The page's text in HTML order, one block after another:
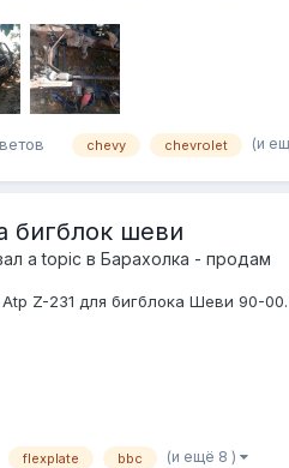
chevy chevrolet (и
бигблок шеви
a topic в Барахолка - продам
Z-231 для бигблока Шеви 90-
flexplate bbc (и ещё 8 )